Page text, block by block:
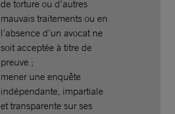
de torture ou d’autres
mauvais traitements ou en
l’absence d’un avocat ne
soit acceptée à titre de
preuve ;
mener une enquête
indépendante, impartiale
et transparente sur ses